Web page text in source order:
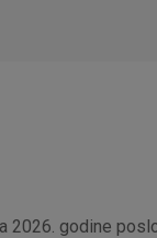
2026. godine